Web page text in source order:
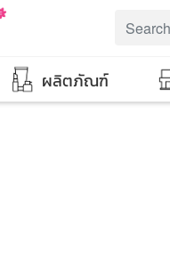
ผลิตภัณฑ์